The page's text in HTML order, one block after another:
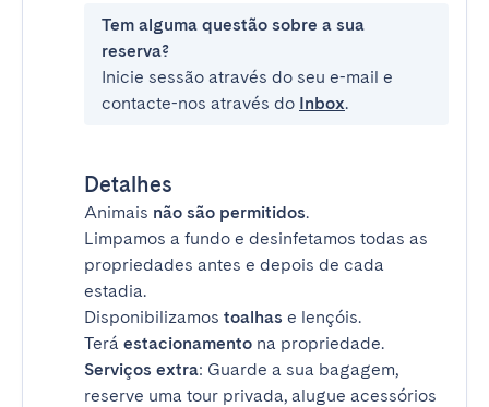
Tem alguma questão sobre a sua
reserva?
Inicie sessão através do seu e-mail e
contacte-nos através do Inbox.
Detalhes
Animais não são permitidos.
Limpamos a fundo e desinfetamos todas as
propriedades antes e depois de cada
estadia.
Disponibilizamos toalhas e lençóis.
Terá estacionamento na propriedade.
Serviços extra: Guarde a sua bagagem,
reserve uma tour privada, alugue acessórios